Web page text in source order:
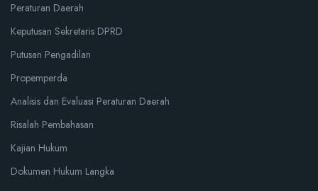
Peraturan Daerah
Keputusan Sekretaris DPRD
Putusan Pengadilan
Propemperda
Analisis dan Evaluasi Peraturan Daerah
Risalah Pembahasan
Kajian Hukum
Dokumen Hukum Langka